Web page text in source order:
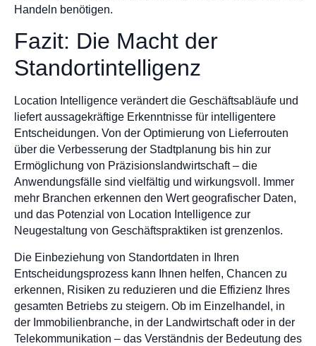
Handeln benötigen.
Fazit: Die Macht der
Standortintelligenz
Location Intelligence verändert die Geschäftsabläufe und
liefert aussagekräftige Erkenntnisse für intelligentere
Entscheidungen. Von der Optimierung von Lieferrouten
über die Verbesserung der Stadtplanung bis hin zur
Ermöglichung von Präzisionslandwirtschaft – die
Anwendungsfälle sind vielfältig und wirkungsvoll. Immer
mehr Branchen erkennen den Wert geografischer Daten,
und das Potenzial von Location Intelligence zur
Neugestaltung von Geschäftspraktiken ist grenzenlos.
Die Einbeziehung von Standortdaten in Ihren
Entscheidungsprozess kann Ihnen helfen, Chancen zu
erkennen, Risiken zu reduzieren und die Effizienz Ihres
gesamten Betriebs zu steigern. Ob im Einzelhandel, in
der Immobilienbranche, in der Landwirtschaft oder in der
Telekommunikation – das Verständnis der Bedeutung des